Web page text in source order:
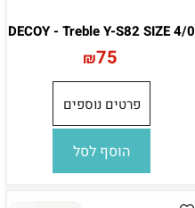
DECOY - Treble Y-S82 SIZE 4/0
₪75
פרטים נוספים
הוסף לסל